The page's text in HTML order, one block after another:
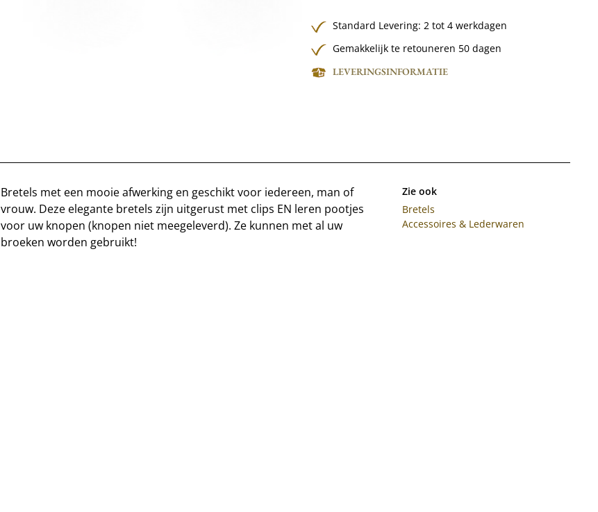
Standard Levering: 2 tot 4 werkdagen
Gemakkelijk te retouneren 50 dagen
LEVERINGSINFORMATIE
Bretels met een mooie afwerking en geschikt voor iedereen, man of
vrouw. Deze elegante bretels zijn uitgerust met clips EN leren pootjes
voor uw knopen (knopen niet meegeleverd). Ze kunnen met al uw
broeken worden gebruikt!
Zie ook
Bretels
Accessoires & Lederwaren